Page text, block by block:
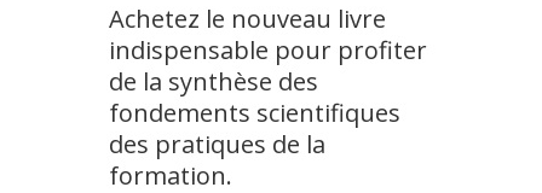
Achetez le nouveau livre
indispensable pour profiter
de la synthèse des
fondements scientifiques
des pratiques de la
formation.